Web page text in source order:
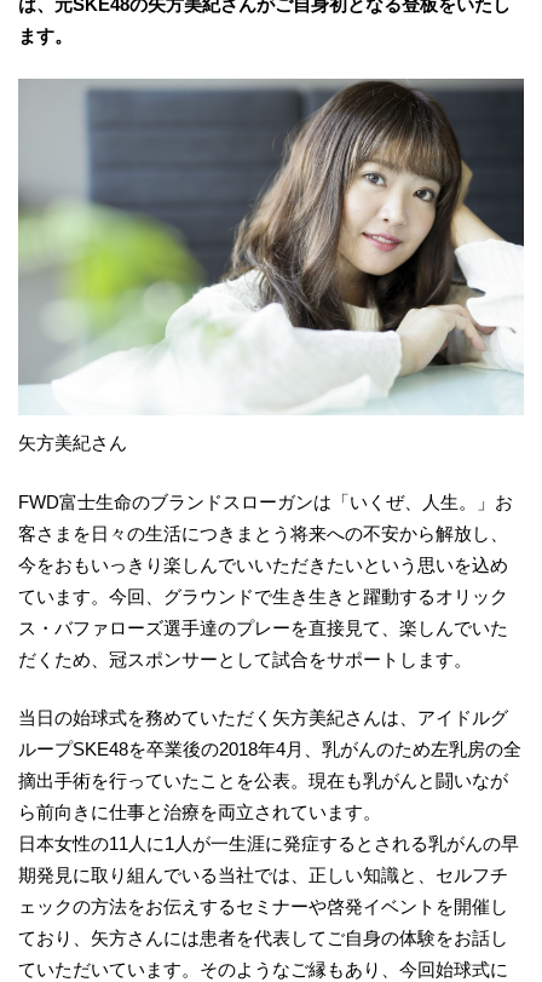
ます。
矢方美紀さん
FWD富士生命のブランドスローガンは「いくぜ、人生。」お
客さまを日々の生活につきまとう将来への不安から解放し、
今をおもいっきり楽しんでいいただきたいという思いを込め
ています。今回、グラウンドで生き生きと躍動するオリック
ス・バファローズ選手達のプレーを直接見て、楽しんでいた
だくため、冠スポンサーとして試合をサポートします。
当日の始球式を務めていただく矢方美紀さんは、アイドルグ
ループSKE48を卒業後の2018年4月、乳がんのため左乳房の全
摘出手術を行っていたことを公表。現在も乳がんと闘いなが
ら前向きに仕事と治療を両立されています。
日本女性の11人に1人が一生涯に発症するとされる乳がんの早
期発見に取り組んでいる当社では、正しい知識と、セルフチ
ェックの方法をお伝えするセミナーや啓発イベントを開催し
ており、矢方さんには患者を代表してご自身の体験をお話し
ていただいています。そのようなご縁もあり、今回始球式に